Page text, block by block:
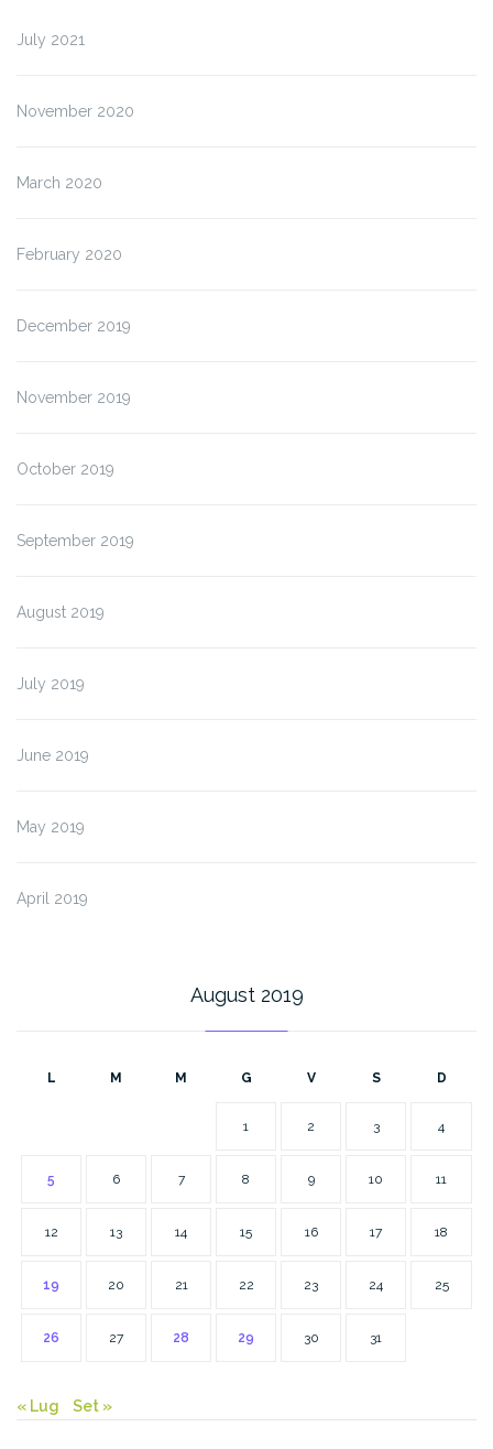
July 2021
November 2020
March 2020
February 2020
December 2019
November 2019
October 2019
September 2019
August 2019
July 2019
June 2019
May 2019
April 2019
August 2019
L M M G V S D
1 2 3 4
5 6 7 8 9 10 11
12 13 14 15 16 17 18
19 20 21 22 23 24 25
26 27 28 29 30 31
« Lug Set »